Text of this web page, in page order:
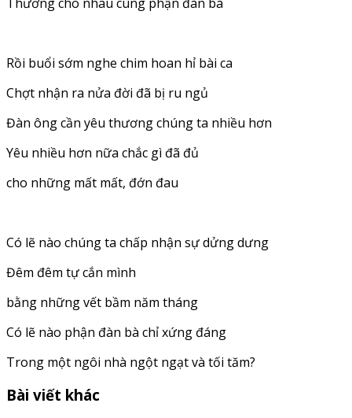
Rồi buổi sớm nghe chim hoan hỉ bài ca
Chợt nhận ra nửa đời đã bị ru ngủ
Đàn ông cần yêu thương chúng ta nhiều hơn
Yêu nhiều hơn nữa chắc gì đã đủ
cho những mất mất, đớn đau
Có lẽ nào chúng ta chấp nhận sự dửng dưng
Đêm đêm tự cắn mình
bằng những vết bầm năm tháng
Có lẽ nào phận đàn bà chỉ xứng đáng
Trong một ngôi nhà ngột ngạt và tối tăm?
Bài viết khác